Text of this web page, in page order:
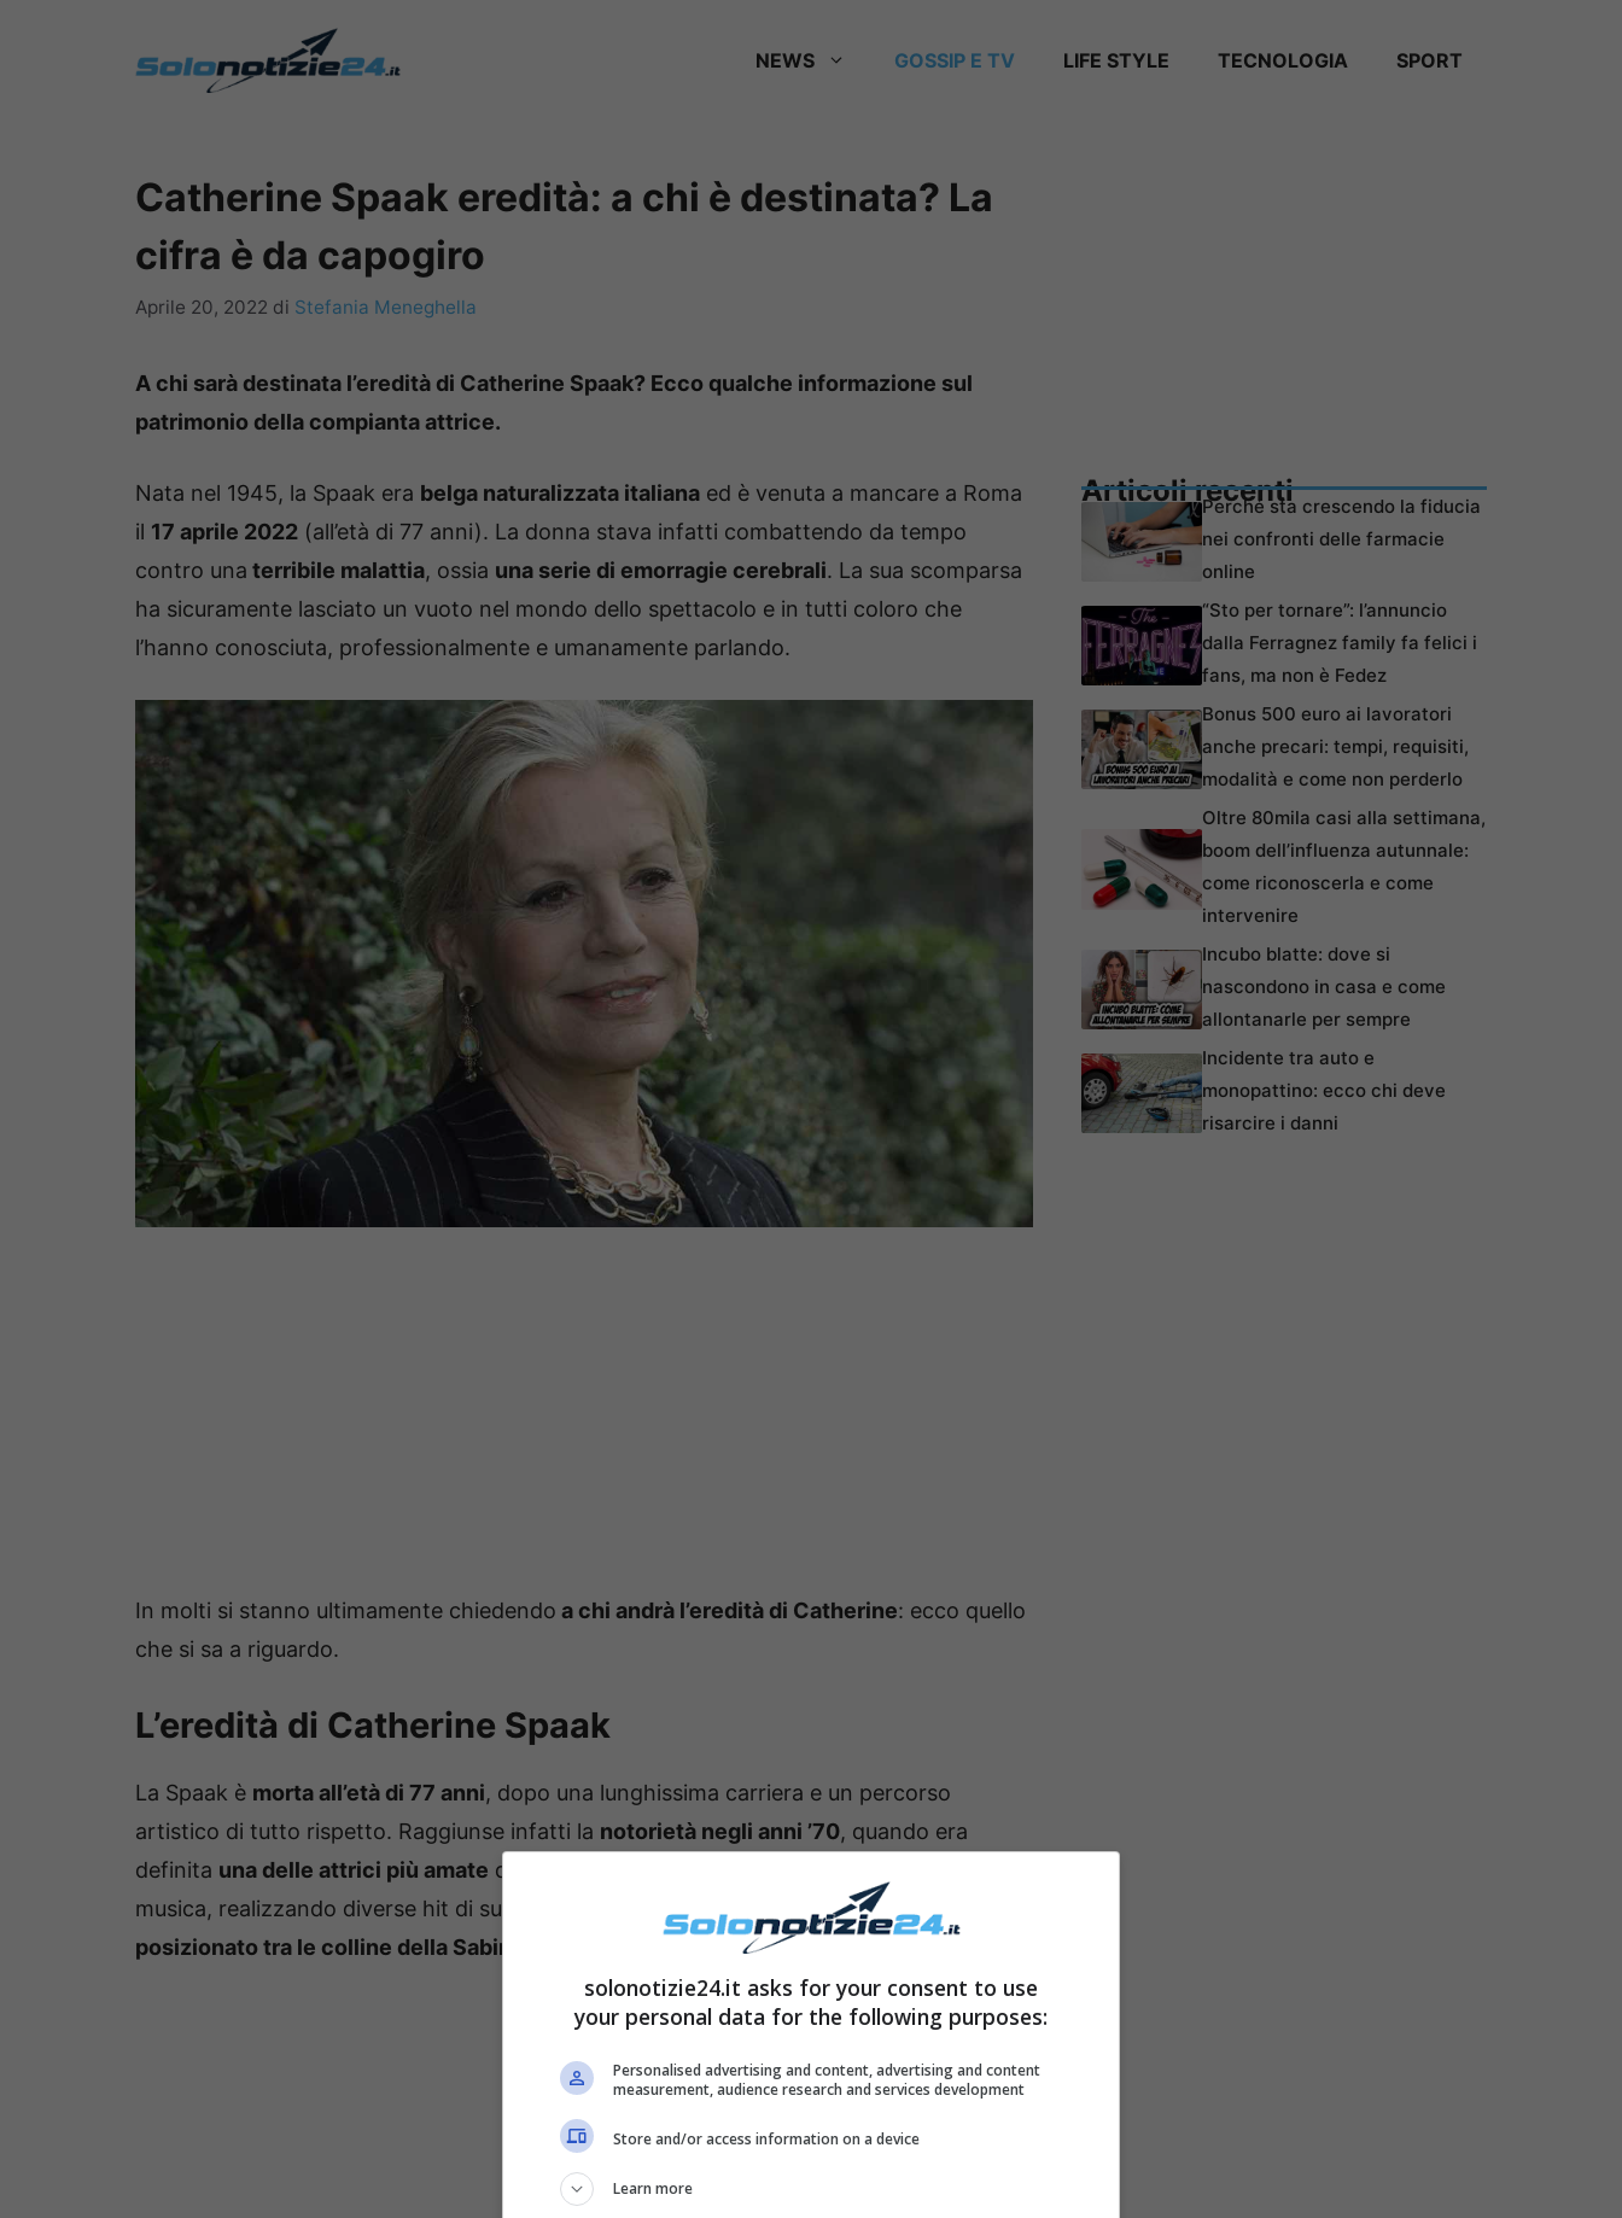
NEWS GOSSIP E TV LIFE STYLE TECNOLOGIA SPORT
Catherine Spaak eredità: a chi è destinata? La
cifra è da capogiro
Aprile 20, 2022 di Stefania Meneghella
A chi sarà destinata l’eredità di Catherine Spaak? Ecco qualche informazione sul
patrimonio della compianta attrice.
Nata nel 1945, la Spaak era belga naturalizzata italiana ed è venuta a mancare a Roma
il 17 aprile 2022 (all’età di 77 anni). La donna stava infatti combattendo da tempo
contro una terribile malattia, ossia una serie di emorragie cerebrali. La sua scomparsa
ha sicuramente lasciato un vuoto nel mondo dello spettacolo e in tutti coloro che
l’hanno conosciuta, professionalmente e umanamente parlando.
In molti si stanno ultimamente chiedendo a chi andrà l’eredità di Catherine: ecco quello
che si sa a riguardo.
L’eredità di Catherine Spaak
La Spaak è morta all’età di 77 anni, dopo una lunghissima carriera e un percorso
artistico di tutto rispetto. Raggiunse infatti la notorietà negli anni ’70, quando era
definita una delle attrici più amate d’Italia. Si è inoltre distinta anche nel mondo della
musica, realizzando diverse hit di successo. La Spaak ha anche aperto un
Resort
posizionato tra le colline della Sabina a Collevecchio
Articoli recentiPerché sta crescendo la fiducia
nei confronti delle farmacie
online
“Sto per tornare”: l’annuncio
dalla Ferragnez family fa felici i
fans, ma non è Fedez
Bonus 500 euro ai lavoratori
anche precari: tempi, requisiti,
modalità e come non perderlo
Oltre 80mila casi alla settimana,
boom dell’influenza autunnale:
come riconoscerla e come
intervenire
Incubo blatte: dove si
nascondono in casa e come
allontanarle per sempre
Incidente tra auto e
monopattino: ecco chi deve
risarcire i danni
solonotizie24.it asks for your consent to use
your personal data for the following purposes:
Personalised advertising and content, advertising and content
measurement, audience research and services development
Store and/or access information on a device
Learn more